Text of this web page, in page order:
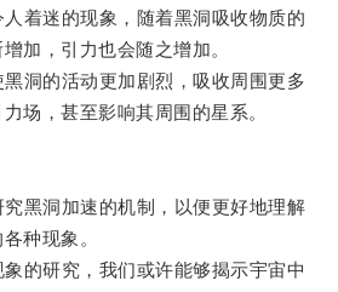
迷的现象，随着黑洞吸收物质的
加，引力也会随之增加。
的活动更加剧烈，吸收周围更多
场，甚至影响其周围的星系。
洞加速的机制，以便更好地理解
种现象。
研究，我们或许能够揭示宇宙中